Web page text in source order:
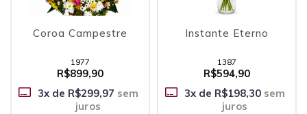
Coroa Campestre
1977
R$899,90
3x de R$299,97 sem
juros
Instante Eterno
1387
R$594,90
3x de R$198,30sem
juros